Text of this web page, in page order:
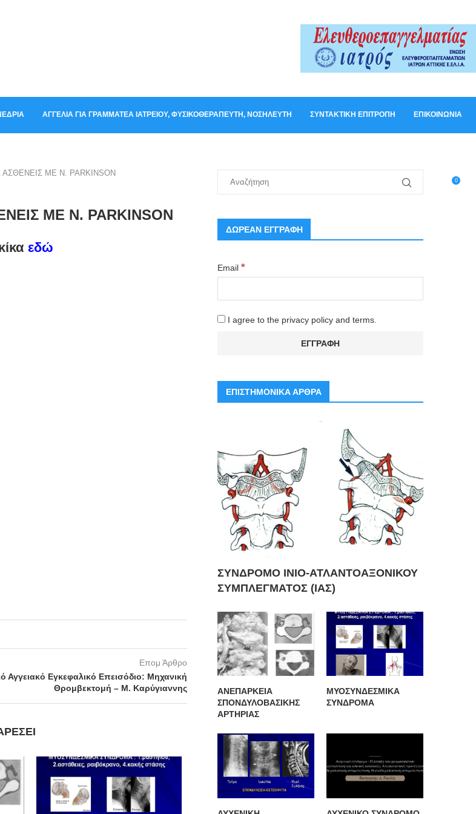
ΑΓΓΕΛΊΑ ΓΙΑ ΓΡΑΜΜΑΤΈΑ ΙΑΤΡΕΊΟΥ, ΦΥΣΙΚΟΘΕΡΑΠΕΥΤΉ, ΝΟΣΗΛΕΥΤΉ ΣΥΝΤΑΚΤΙΚΉ ΕΠΙΤΡΟΠΉ ΕΠΙΚΟΙΝΩΝΊΑ
0
ΜΕ Ν. PARKINSON
ΜΕ Ν. PARKINSON
εδώ
Επομ Άρθρο
Αγγειακό Εγκεφαλικό Επεισόδιο: Μηχανική
Θρομβεκτομή – M. Καρύγιαννης
ΔΩΡΕΑΝ ΕΓΓΡΑΦΗ
Email *
I agree to the privacy policy and terms.
ΕΠΙΣΤΗΜΟΝΙΚΑ ΑΡΘΡΑ
ΣΥΝΔΡΟΜΟ ΙΝΙΟ-ΑΤΛΑΝΤΟΑΞΟΝΙΚΟΥ
ΣΥΜΠΛΕΓΜΑΤΟΣ (ΙΑΣ)
ΑΝΕΠΑΡΚΕΙΑ
ΣΠΟΝΔΥΛΟΒΑΣΙΚΗΣ
ΑΡΤΗΡΙΑΣ
ΜΥΟΣΥΝΔΕΣΜΙΚΑ
ΣΥΝΔΡΟΜΑ